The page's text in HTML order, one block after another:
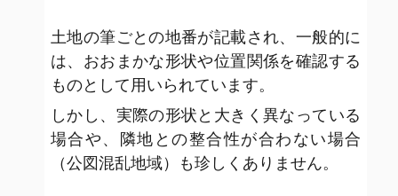
土地の筆ごとの地番が記載され、一般的に
は、おおまかな形状や位置関係を確認する
ものとして用いられています。
しかし、実際の形状と大きく異なっている
場合や、隣地との整合性が合わない場合
（公図混乱地域）も珍しくありません。